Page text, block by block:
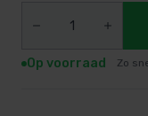
Op voorraad Zo